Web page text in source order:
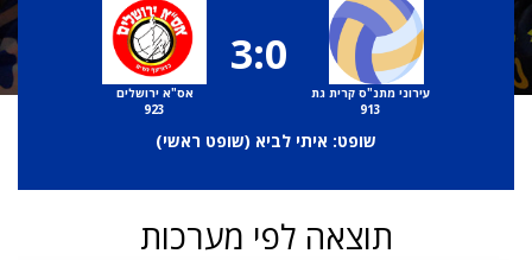
עירוני מתנ"ס קרית גת
913
3:0
אס"א ירושלים
923
שופט: איתי לביא (שופט ראשי)
תוצאה לפי מערכות